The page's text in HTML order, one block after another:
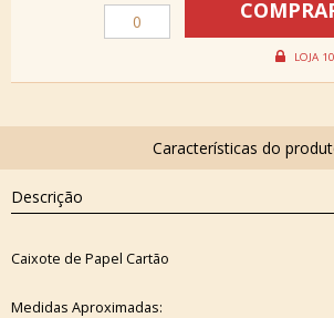
Descrição
Caixote de Papel Cartão
Medidas Aproximadas: